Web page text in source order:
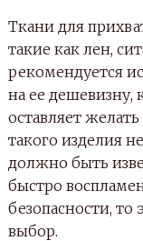
Ткани для
такие как лен,
рекомендуется
на ее дешевизну,
оставляет
такого изделия
должно быть
быстро
безопасности,
выбор.